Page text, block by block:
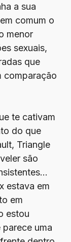
a sua
comum o
menor
sexuais,
que
comparação
te cativam
do que
Triangle
são
estava em
em
estou
uma